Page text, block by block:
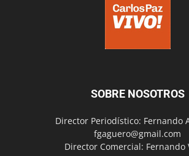
SOBRE NOSOTROS
Director Periodístico: Fernando
fgaguero@gmail.com
Director Comercial: Fernando